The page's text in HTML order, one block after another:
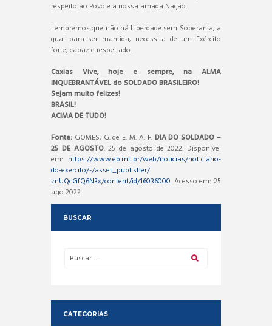
respeito ao Povo e a nossa amada Nação.
Lembremos que não há Liberdade sem Soberania, a
qual para ser mantida, necessita de um Exército
forte, capaz e respeitado.
Caxias Vive, hoje e sempre, na ALMA
INQUEBRANTÁVEL do SOLDADO BRASILEIRO!
Sejam muito felizes!
BRASIL!
ACIMA DE TUDO!
Fonte: GOMES, G. de E. M. A. F. DIA DO SOLDADO –
25 DE AGOSTO. 25 de agosto de 2022. Disponível
em: https://www.eb.mil.br/web/noticias/noticiario-
do-exercito/-/asset_publisher/
znUQcGfQ6N3x/content/id/16036000. Acesso em: 25
ago 2022.
BUSCAR
CATEGORIAS